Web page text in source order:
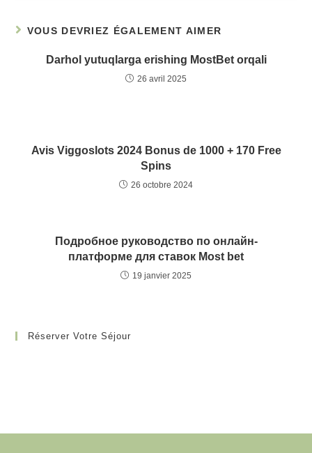
VOUS DEVRIEZ ÉGALEMENT AIMER
Darhol yutuqlarga erishing MostBet orqali
26 avril 2025
Avis Viggoslots 2024 Bonus de 1000 + 170 Free
Spins
26 octobre 2024
Подробное руководство по онлайн-
платформе для ставок Most bet
19 janvier 2025
Réserver Votre Séjour